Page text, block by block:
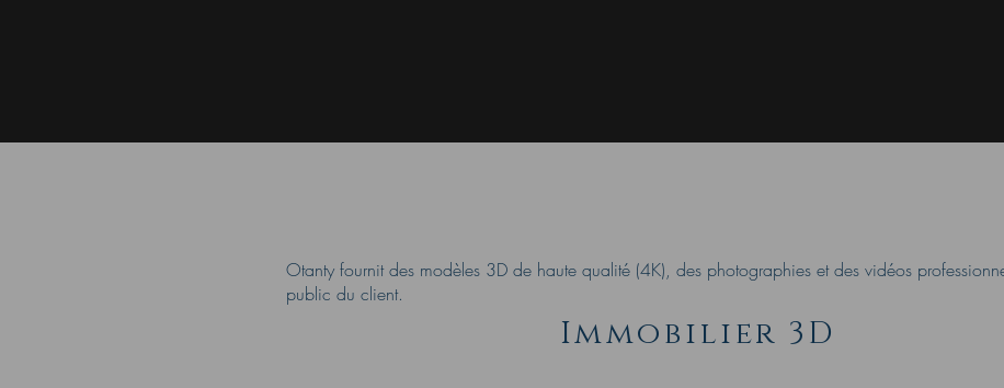
Otanty fournit des modèles 3D de haute qualité (4K), des photographies et des vidéos
public du client.
Immobilier 3D